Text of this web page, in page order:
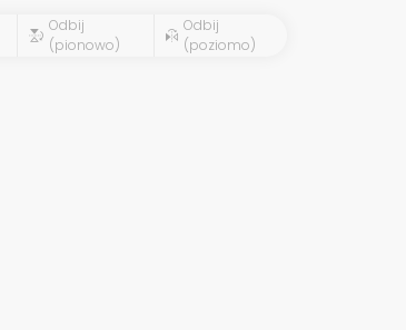
Odbij
(pionowo)
Odbij
(poziomo)